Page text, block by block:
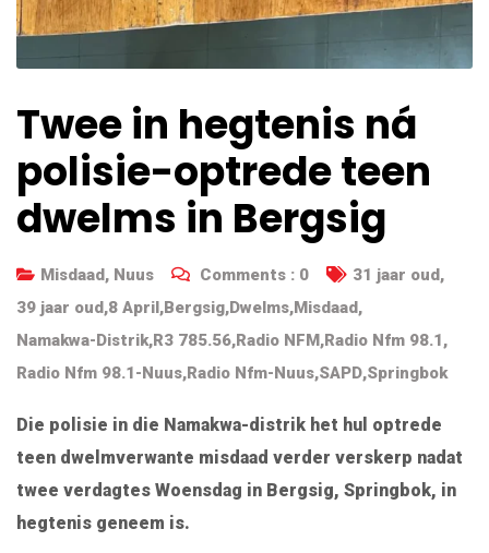
Twee in hegtenis ná
polisie-optrede teen
dwelms in Bergsig
Misdaad , Nuus Comments : 0 31 jaar oud ,
39 jaar oud ,8 April ,Bergsig,Dwelms,Misdaad ,
Namakwa-Distrik,R3 785.56,Radio NFM ,Radio Nfm 98.1 ,
Radio Nfm 98.1-Nuus,Radio Nfm-Nuus,SAPD,Springbok
Die polisie in die Namakwa-distrik het hul optrede
teen dwelmverwante misdaad verder verskerp nadat
twee verdagtes Woensdag in Bergsig, Springbok, in
hegtenis geneem is.